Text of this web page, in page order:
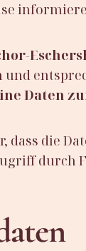
Daten
dass die
durch